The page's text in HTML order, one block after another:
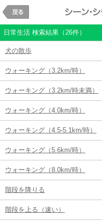
日常生活 検索結果（26件）
犬の散歩
ウォーキング（3.2km/時）
ウォーキング（3.2km/時未満）
ウォーキング（4.0km/時）
ウォーキング（4.5-5.1km/時）
ウォーキング（5.6km/時）
ウォーキング（8.0km/時）
階段を降りる
階段を上る（速い）